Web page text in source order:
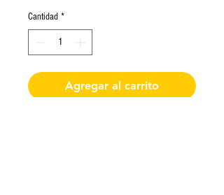
Cantidad *
Agregar al carrito